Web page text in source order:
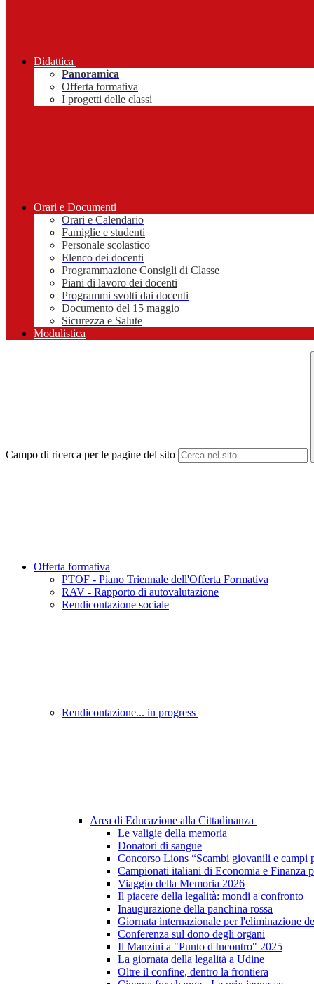
Didattica
Panoramica
Offerta formativa
I progetti delle classi
Orari e Documenti
Orari e Calendario
Famiglie e studenti
Personale scolastico
Elenco dei docenti
Programmazione Consigli di Classe
Piani di lavoro dei docenti
Programmi svolti dai docenti
Documento del 15 maggio
Sicurezza e Salute
Modulistica
Campo di ricerca per le pagine del sito
Offerta formativa
PTOF - Piano Triennale dell'Offerta Formativa
RAV - Rapporto di autovalutazione
Rendicontazione sociale
Rendicontazione... in progress
Area di Educazione alla Cittadinanza
Le valigie della memoria
Donatori di sangue
Concorso Lions “Scambi giovanili e campi
Campionati italiani di Economia e Finanza
Viaggio della Memoria 2026
Il piacere della legalità: mondi a confronto
Inaugurazione della panchina rossa
Giornata internazionale per l'eliminazione
Conferenza sul dono degli organi
Il Manzini a "Punto d'Incontro" 2025
La giornata della legalità a Udine
Oltre il confine, dentro la frontiera